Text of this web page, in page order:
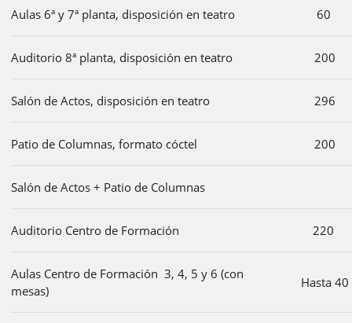
Aulas 6ª y 7ª planta, disposición en teatro 60
Auditorio 8ª planta, disposición en teatro 200
Salón de Actos, disposición en teatro 296
Patio de Columnas, formato cóctel 200
Salón de Actos + Patio de Columnas
Auditorio Centro de Formación 220
Aulas Centro de Formación 3, 4, 5 y 6 (con
mesas)
Hasta 40